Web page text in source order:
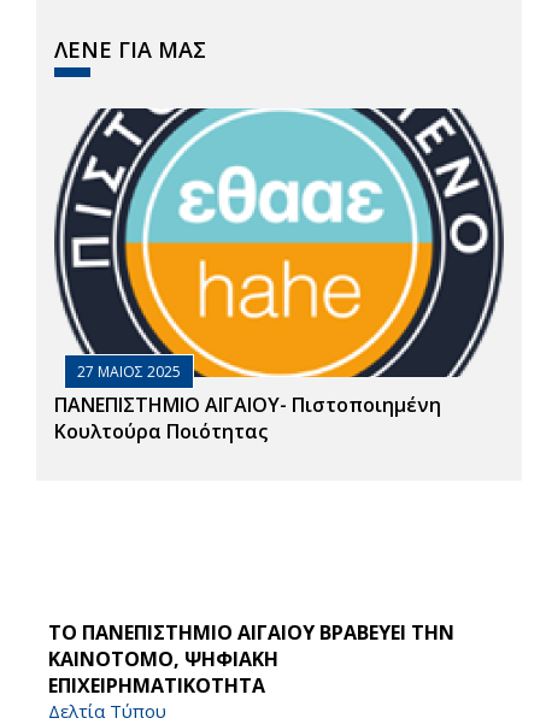
ΛΕΝΕ ΓΙΑ ΜΑΣ
27 ΜΑΙΟΣ 2025
ΠΑΝΕΠΙΣΤΗΜΙΟ ΑΙΓΑΙΟΥ- Πιστοποιημένη
Κουλτούρα Ποιότητας
TO ΠΑΝΕΠΙΣΤΗΜΙΟ ΑΙΓΑΙΟΥ ΒΡΑΒΕΥΕΙ ΤΗΝ
ΚΑΙΝΟΤΟΜΟ, ΨΗΦΙΑΚΗ
ΕΠΙΧΕΙΡΗΜΑΤΙΚΟΤΗΤΑ
Δελτία Τύπου